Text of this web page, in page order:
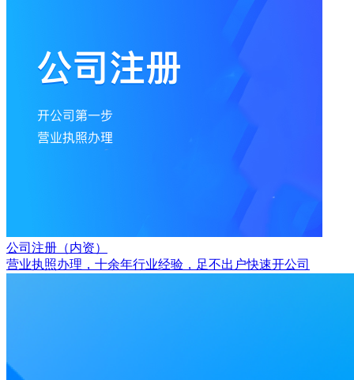
公司注册（内资）
营业执照办理，十余年行业经验，足不出户快速开公司